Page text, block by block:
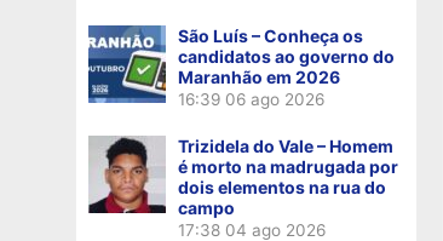
São Luís – Conheça os
candidatos ao governo do
Maranhão em 2026
16:39 06 ago 2026
Trizidela do Vale – Homem
é morto na madrugada por
dois elementos na rua do
campo
17:38 04 ago 2026